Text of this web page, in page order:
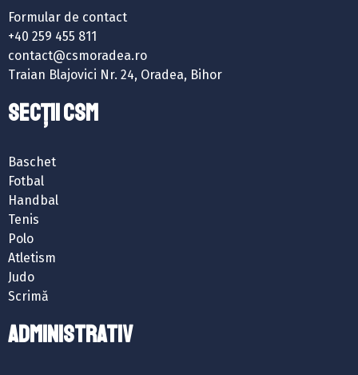
Formular de contact
+40 259 455 811
contact@csmoradea.ro
Traian Blajovici Nr. 24, Oradea, Bihor
SECȚII CSM
Baschet
Fotbal
Handbal
Tenis
Polo
Atletism
Judo
Scrimă
ADMINISTRATIV